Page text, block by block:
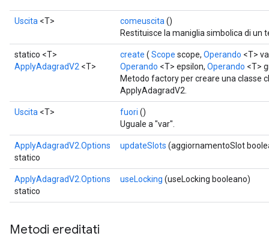
Uscita <T> comeuscita ()
Restituisce la maniglia simbolica di un
statico <T>
ApplyAdagradV2 <T>
create ( Scope scope, Operando <T>
Operando <T> epsilon, Operando <T>
Metodo factory per creare una classe
ApplyAdagradV2.
Uscita <T> fuori ()
Uguale a "var".
ApplyAdagradV2.Options
statico
updateSlots (aggiornamentoSlot
ApplyAdagradV2.Options
statico
useLocking (useLocking booleano)
Metodi ereditati